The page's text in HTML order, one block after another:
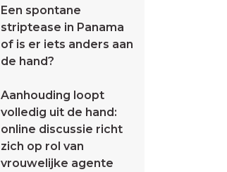
Een spontane
striptease in Panama
of is er iets anders aan
de hand?
Aanhouding loopt
volledig uit de hand:
online discussie richt
zich op rol van
vrouwelijke agente